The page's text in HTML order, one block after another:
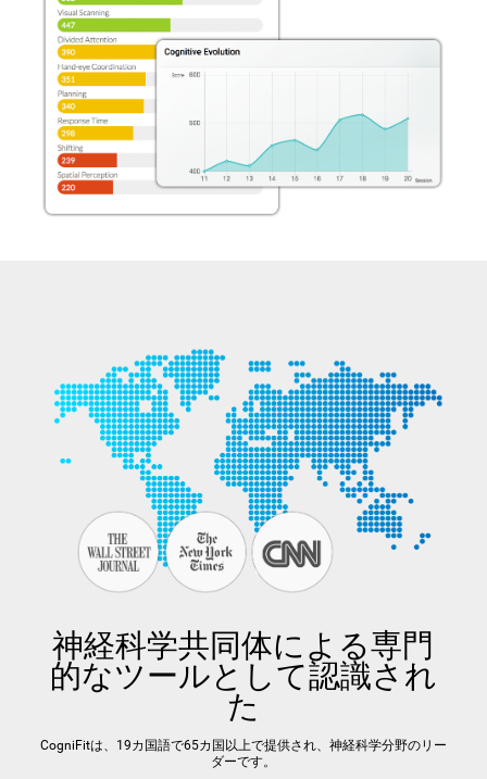
神経科学共同体による専門
的なツールとして認識され
た
CogniFitは、19カ国語で65カ国以上で提供され、神経科学分野のリー
ダーです。